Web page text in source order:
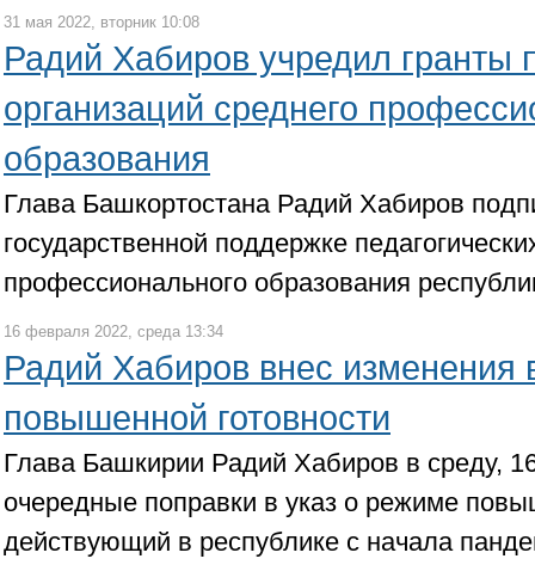
31 мая 2022, вторник 10:08
Радий Хабиров учредил гранты
организаций среднего
образования
Глава Башкортостана Радий Хабиров
государственной поддержке
профессионального образования
16 февраля 2022, среда 13:34
Радий Хабиров внес изменения
повышенной готовности
Глава Башкирии Радий Хабиров в среду,
очередные поправки в указ о режиме
действующий в республике с начала